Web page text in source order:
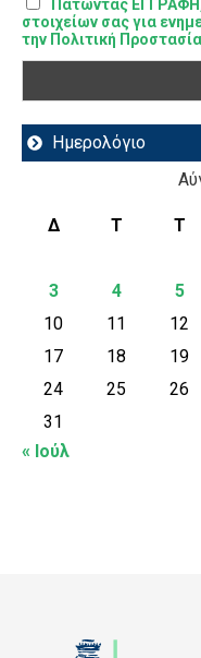
Πατώντας
στοιχείων σας για
την Πολιτική
Ημερολόγιο
Δ Τ Τ
3
4 5
10
11 12
17
18 19
24
25 26
31
« Ιούλ